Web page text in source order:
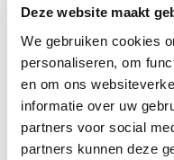
Deze website maakt
We gebruiken cookies
personaliseren, om
en om ons
informatie over uw
partners voor social
partners kunnen deze
Toernooigegevens
Adres/Routeplanner
Hotel
B&B